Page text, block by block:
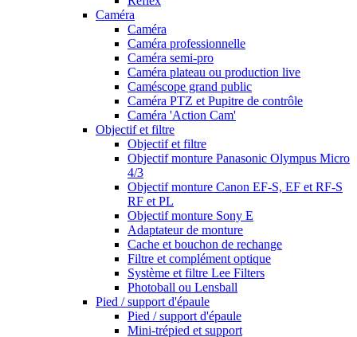
Caméra
Caméra
Caméra professionnelle
Caméra semi-pro
Caméra plateau ou production live
Caméscope grand public
Caméra PTZ et Pupitre de contrôle
Caméra 'Action Cam'
Objectif et filtre
Objectif et filtre
Objectif monture Panasonic Olympus Micro
4/3
Objectif monture Canon EF-S, EF et RF-S
RF et PL
Objectif monture Sony E
Adaptateur de monture
Cache et bouchon de rechange
Filtre et complément optique
Système et filtre Lee Filters
Photoball ou Lensball
Pied / support d'épaule
Pied / support d'épaule
Mini-trépied et support